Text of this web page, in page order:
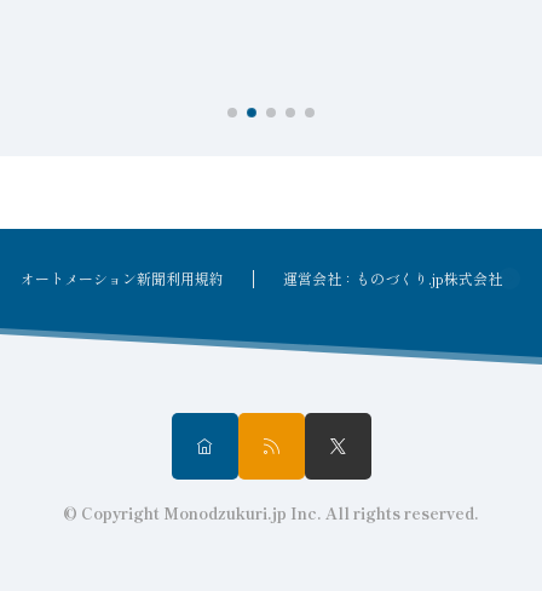
オートメーション新聞利用規約 運営会社：ものづくり.jp株式会社
© Copyright Monodzukuri.jp Inc. All rights reserved.